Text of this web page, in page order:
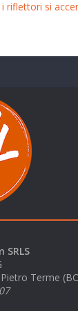
riflettori si
SRLS
Terme